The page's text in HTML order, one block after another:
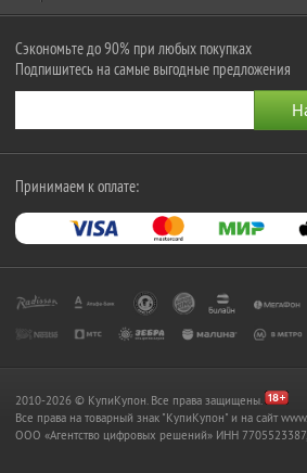
Сэкономьте до 90% при любых покупках
Подпишитесь на самые выгодные предложения
Принимаем к оплате:
2010-2026 © КупиКупон. Все права защищены.
Все права на товарный знак "КупиКупон" и на сайт
OOO «Агентство цифровых решений» ИНН